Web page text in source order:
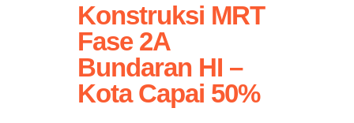
Konstruksi MRT
Fase 2A
Bundaran HI –
Kota Capai 50%